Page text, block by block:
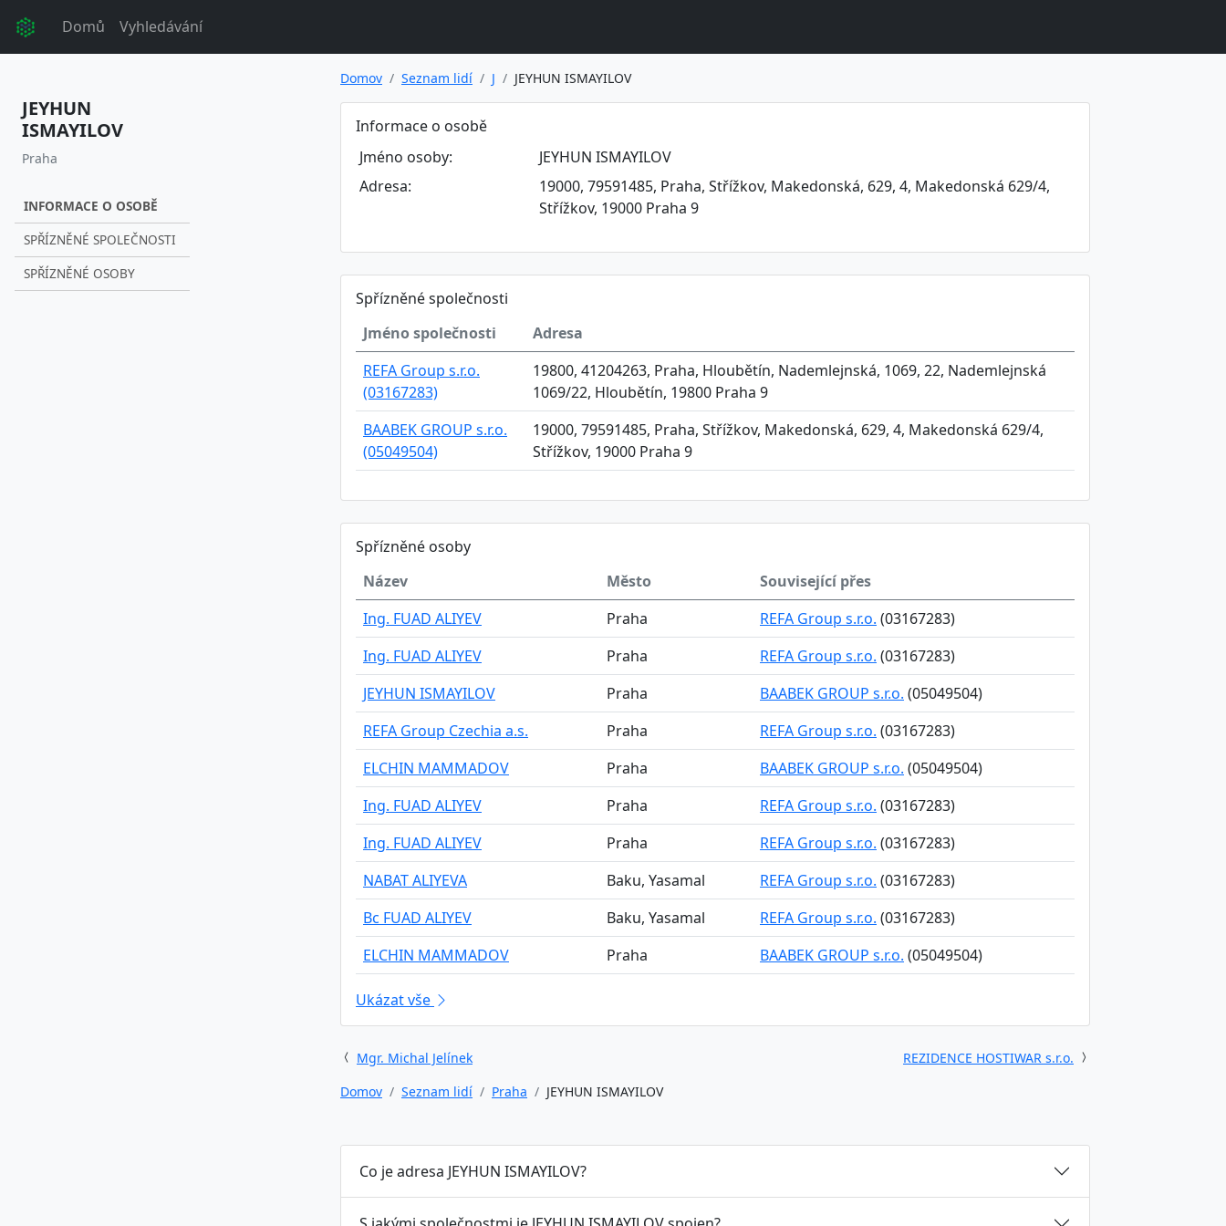
Domů Vyhledávání
JEYHUN
ISMAYILOV
Praha
INFORMACE O OSOBĚ
SPŘÍZNĚNÉ SPOLEČNOSTI
SPŘÍZNĚNÉ OSOBY
Domov Seznam lidí J JEYHUN ISMAYILOV
Informace o osobě
Jméno osoby:
JEYHUN ISMAYILOV
Adresa:
19000, 79591485, Praha, Střížkov, Makedonská, 629, 4, Makedonská 629/4,
Střížkov, 19000 Praha 9
Spřízněné společnosti
Jméno společnosti
Adresa
REFA Group s.r.o.
(03167283)
19800, 41204263, Praha, Hloubětín, Nademlejnská, 1069, 22, Nademlejnská
1069/22, Hloubětín, 19800 Praha 9
BAABEK GROUP s.r.o.
(05049504)
19000, 79591485, Praha, Střížkov, Makedonská, 629, 4, Makedonská 629/4,
Střížkov, 19000 Praha 9
Spřízněné osoby
Název
Město
Související přes
Ing. FUAD ALIYEV
Praha REFA Group s.r.o. (03167283)
Ing. FUAD ALIYEV
Praha REFA Group s.r.o. (03167283)
JEYHUN ISMAYILOV
Praha BAABEK GROUP s.r.o. (05049504)
REFA Group Czechia a.s.
Praha REFA Group s.r.o. (03167283)
ELCHIN MAMMADOV
Praha BAABEK GROUP s.r.o. (05049504)
Ing. FUAD ALIYEV
Praha REFA Group s.r.o. (03167283)
Ing. FUAD ALIYEV
Praha REFA Group s.r.o. (03167283)
NABAT ALIYEVA
Baku, Yasamal REFA Group s.r.o. (03167283)
Bc FUAD ALIYEV
Baku, Yasamal REFA Group s.r.o. (03167283)
ELCHIN MAMMADOV
Praha BAABEK GROUP s.r.o. (05049504)
Ukázat vše
Mgr. Michal Jelínek
REZIDENCE HOSTIWAR s.r.o.
Domov
Seznam lidí Praha JEYHUN ISMAYILOV
Co je adresa JEYHUN ISMAYILOV?